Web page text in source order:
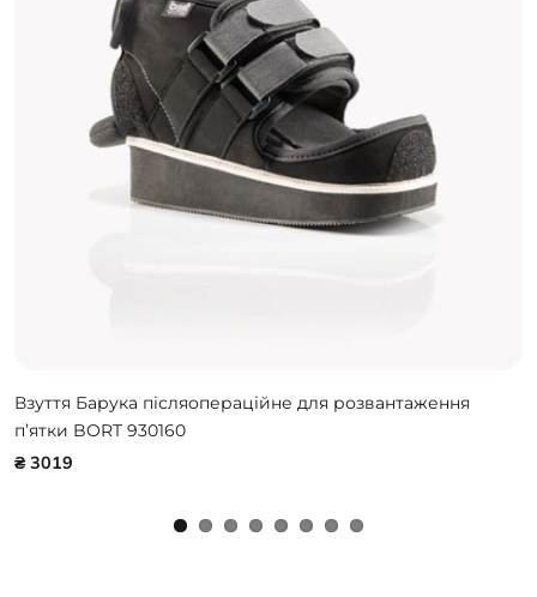
Взуття Барука післяопераційне для розвантаження
п’ятки BORT 930160
₴ 3019